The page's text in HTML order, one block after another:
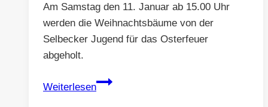
Am Samstag den 11. Januar ab 15.00 Uhr
werden die Weihnachtsbäume von der
Selbecker Jugend für das Osterfeuer
abgeholt.
Weiterlesen
Weihnachtsbäume-